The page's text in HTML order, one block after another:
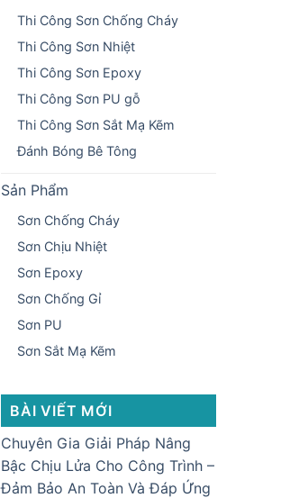
Thi Công Sơn Chống Cháy
Thi Công Sơn Nhiệt
Thi Công Sơn Epoxy
Thi Công Sơn PU gỗ
Thi Công Sơn Sắt Mạ Kẽm
Đánh Bóng Bê Tông
Sản Phẩm
Sơn Chống Cháy
Sơn Chịu Nhiệt
Sơn Epoxy
Sơn Chống Gỉ
Sơn PU
Sơn Sắt Mạ Kẽm
BÀI VIẾT MỚI
Chuyên Gia Giải Pháp Nâng
Bậc Chịu Lửa Cho Công Trình –
Đảm Bảo An Toàn Và Đáp Ứng